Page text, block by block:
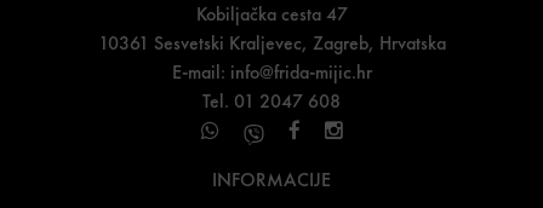
Kobiljačka cesta 47
10361 Sesvetski Kraljevec, Zagreb, Hrvatska
E-mail: info@frida-mijic.hr
Tel. 01 2047 608
INFORMACIJE